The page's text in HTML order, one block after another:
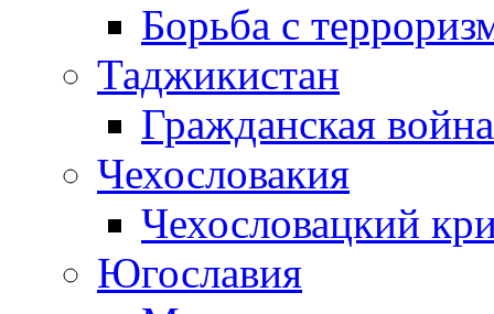
Борьба с
Таджикистан
Гражданская
Чехословакия
Чехословацкий
Югославия